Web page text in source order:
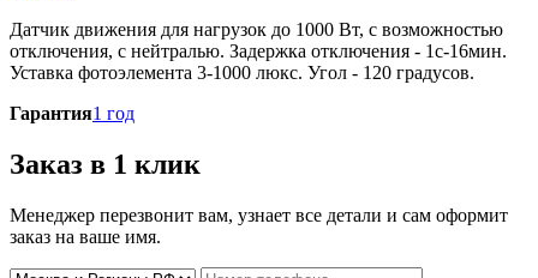
Датчик движения для нагрузок до 1000 Вт, с возможностью
отключения, с нейтралью. Задержка отключения - 1с-16мин.
Уставка фотоэлемента 3-1000 люкс. Угол - 120 градусов.
Гарантия1 год
Заказ в 1 клик
Менеджер перезвонит вам, узнает все детали и сам оформит
заказ на ваше имя.